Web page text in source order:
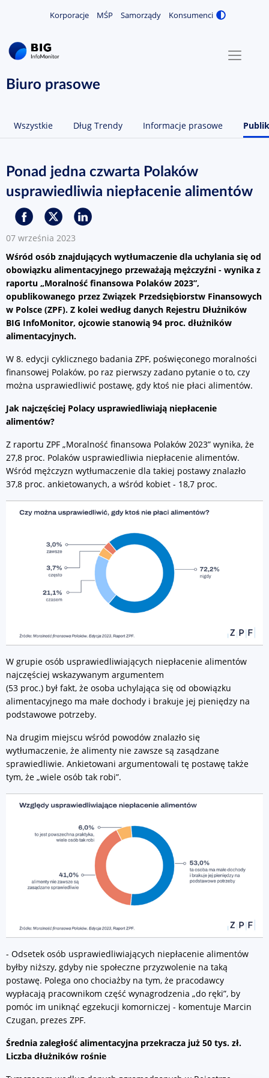
Korporacje MŚP Samorządy Konsumenci
MENU
O NAS
KONTAKT
Biuro prasowe
Wszystkie Dług Trendy Informacje prasowe
Ponad jedna czwarta Polaków
usprawiedliwia niepłacenie alimentów
07 września 2023
Wśród osób znajdujących wytłumaczenie dla uchylania się od
obowiązku alimentacyjnego przeważają mężczyźni - wynika z
raportu „Moralność finansowa Polaków 2023”,
opublikowanego przez Związek Przedsiębiorstw Finansowych
w Polsce (ZPF). Z kolei według danych Rejestru Dłużników
BIG InfoMonitor, ojcowie stanowią 94 proc. dłużników
alimentacyjnych.
W 8. edycji cyklicznego badania ZPF, poświęconego moralności
finansowej Polaków, po raz pierwszy zadano pytanie o to, czy
można usprawiedliwić postawę, gdy ktoś nie płaci alimentów.
Jak najczęściej Polacy usprawiedliwiają niepłacenie
alimentów?
Z raportu ZPF „Moralność finansowa Polaków 2023” wynika, że
27,8 proc. Polaków usprawiedliwia niepłacenie alimentów.
Wśród mężczyzn wytłumaczenie dla takiej postawy znalazło
37,8 proc. ankietowanych, a wśród kobiet - 18,7 proc.
W grupie osób usprawiedliwiających niepłacenie alimentów
najczęściej wskazywanym argumentem
(53 proc.) był fakt, że osoba uchylająca się od obowiązku
alimentacyjnego ma małe dochody i brakuje jej pieniędzy na
podstawowe potrzeby.
Na drugim miejscu wśród powodów znalazło się
wytłumaczenie, że alimenty nie zawsze są zasądzane
sprawiedliwie. Ankietowani argumentowali tę postawę także
tym, że „wiele osób tak robi”.
- Odsetek osób usprawiedliwiających niepłacenie alimentów
byłby niższy, gdyby nie społeczne przyzwolenie na taką
postawę. Polega ono chociażby na tym, że pracodawcy
wypłacają pracownikom część wynagrodzenia „do ręki”, by
pomóc im uniknąć egzekucji komorniczej - komentuje Marcin
Czugan, prezes ZPF.
Średnia zaległość alimentacyjna przekracza już 50 tys. zł.
Liczba dłużników rośnie